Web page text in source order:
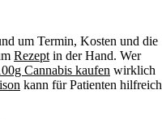
um Termin, Kosten und die
Rezept in der Hand. Wer
Cannabis kaufen wirklich
kann für Patienten hilfreich